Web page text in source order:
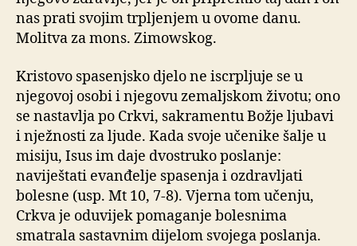
nas prati svojim trpljenjem u ovome danu.
Molitva za mons. Zimowskog.
Kristovo spasenjsko djelo ne iscrpljuje se u
njegovoj osobi i njegovu zemaljskom životu; ono
se nastavlja po Crkvi, sakramentu Božje ljubavi
i nježnosti za ljude. Kada svoje učenike šalje u
misiju, Isus im daje dvostruko poslanje:
naviještati evanđelje spasenja i ozdravljati
bolesne (usp. Mt 10, 7-8). Vjerna tom učenju,
Crkva je oduvijek pomaganje bolesnima
smatrala sastavnim dijelom svojega poslanja.